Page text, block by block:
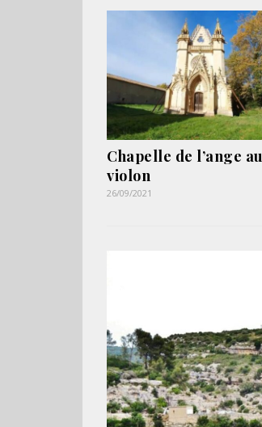
Chapelle de l’ange au
violon
26/09/2021